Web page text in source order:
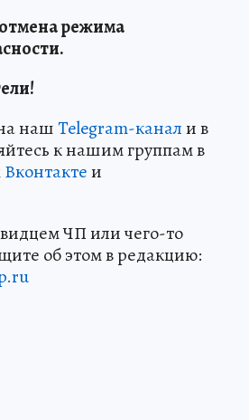
режима
нашTelegram-канали в
к нашим группам в
Вконтактеи
ЧП или чего-то
об этом в редакцию: